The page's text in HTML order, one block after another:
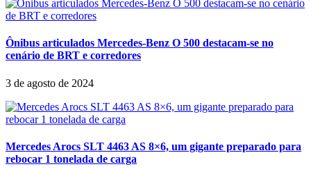
Ônibus articulados Mercedes-Benz O 500 destacam-se no
cenário de BRT e corredores
3 de agosto de 2024
Mercedes Arocs SLT 4463 AS 8×6, um gigante preparado para
rebocar 1 tonelada de carga